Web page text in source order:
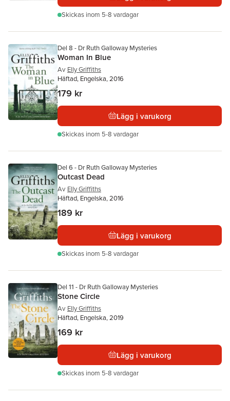
Skickas inom 5-8 vardagar
Del 8 - Dr Ruth Galloway Mysteries
Woman In Blue
Av Elly Griffiths
Häftad, Engelska, 2016
179 kr
Lägg i varukorg
Skickas inom 5-8 vardagar
Del 6 - Dr Ruth Galloway Mysteries
Outcast Dead
Av Elly Griffiths
Häftad, Engelska, 2016
189 kr
Lägg i varukorg
Skickas inom 5-8 vardagar
Del 11 - Dr Ruth Galloway Mysteries
Stone Circle
Av Elly Griffiths
Häftad, Engelska, 2019
169 kr
Lägg i varukorg
Skickas inom 5-8 vardagar